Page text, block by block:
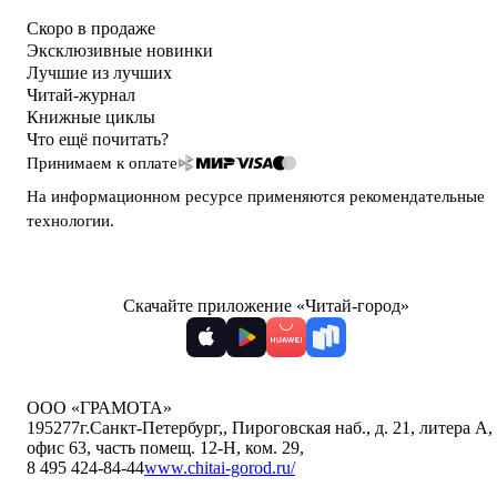
Скоро в продаже
Эксклюзивные новинки
Лучшие из лучших
Читай-журнал
Книжные циклы
Что ещё почитать?
Принимаем к оплате
На информационном ресурсе применяются рекомендательные
технологии.
Скачайте приложение «Читай-город»
ООО «ГРАМОТА»
195277г.Санкт-Петербург,, Пироговская наб., д. 21, литера А,
офис 63, часть помещ. 12-Н, ком. 29,
8 495 424-84-44www.chitai-gorod.ru/